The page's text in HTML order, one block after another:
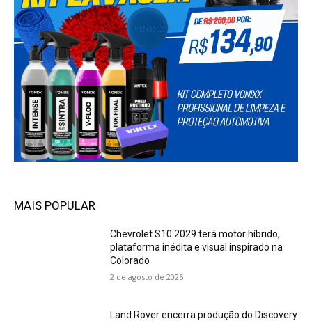
MAIS POPULAR
Chevrolet S10 2029 terá motor híbrido,
plataforma inédita e visual inspirado na
Colorado
2 de agosto de 2026
Land Rover encerra produção do Discovery